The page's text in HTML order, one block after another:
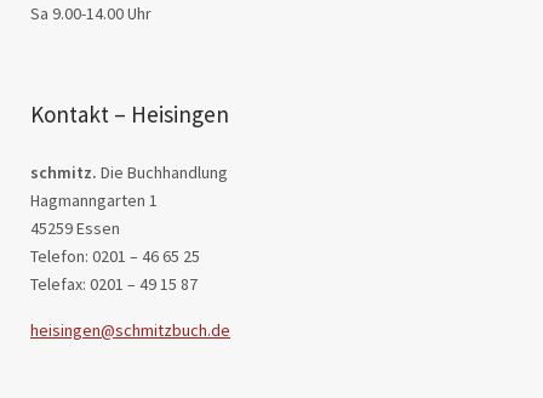
Sa 9.00-14.00 Uhr
Kontakt – Heisingen
schmitz. Die Buchhandlung
Hagmanngarten 1
45259 Essen
Telefon: 0201 – 46 65 25
Telefax: 0201 – 49 15 87
heisingen@schmitzbuch.de